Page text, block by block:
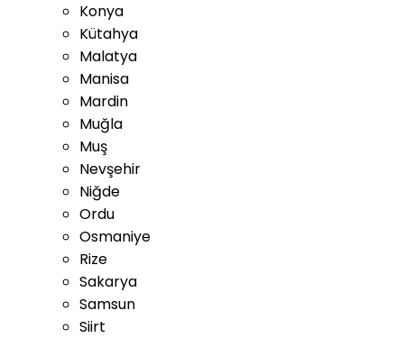
Konya
Kütahya
Malatya
Manisa
Mardin
Muğla
Muş
Nevşehir
Niğde
Ordu
Osmaniye
Rize
Sakarya
Samsun
Siirt